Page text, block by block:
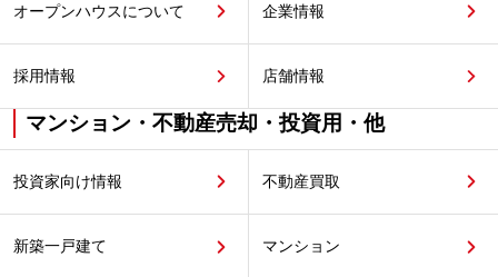
オープンハウスについて 企業情報
採用情報 店舗情報
マンション・不動産売却・投資用・他
投資家向け情報 不動産買取
新築一戸建て マンション